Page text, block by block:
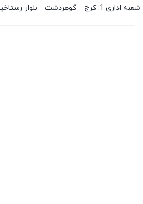
شعبه اداری 1: کرج – گوهردشت – بلوار رستاخیز (جمهوری) – بین خیابان 4 و 5 غربی – فروشگاه نیلپر و لیو